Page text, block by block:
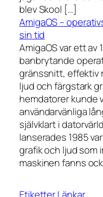
blev Skool […]
AmigaOS –
sin tid
AmigaOS var ett
banbrytande
gränssnitt, effektiv
ljud och färgstark
hemdatorer kunde
användarvänliga
självklart i
lanserades 1985
grafik och ljud som
maskinen fanns